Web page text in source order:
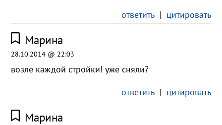
ответить| цитировать
Марина
28.10.2014 @ 22:03
возле каждой стройки! уже сняли?
ответить| цитировать
Марина